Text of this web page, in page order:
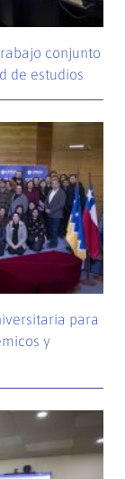
conjunto
de estudios
para
y